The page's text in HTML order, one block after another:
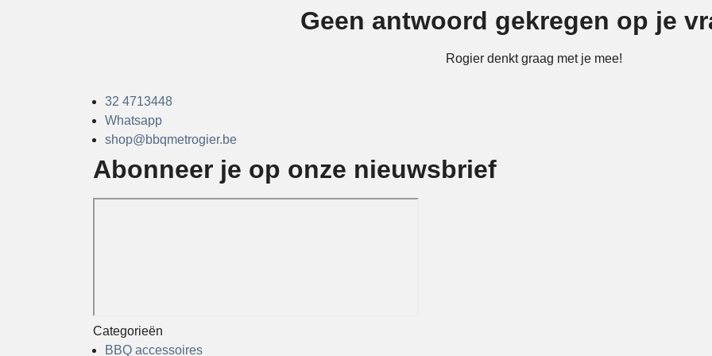
Geen antwoord gekregen op je
Rogier denkt graag met je mee!
32 4713448
Whatsapp
shop@bbqmetrogier.be
Abonneer je op onze nieuwsbrief
Categorieën
BBQ accessoires